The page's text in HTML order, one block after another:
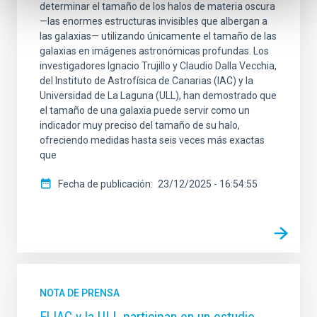
determinar el tamaño de los halos de materia oscura
—las enormes estructuras invisibles que albergan a
las galaxias— utilizando únicamente el tamaño de las
galaxias en imágenes astronómicas profundas. Los
investigadores Ignacio Trujillo y Claudio Dalla Vecchia,
del Instituto de Astrofísica de Canarias (IAC) y la
Universidad de La Laguna (ULL), han demostrado que
el tamaño de una galaxia puede servir como un
indicador muy preciso del tamaño de su halo,
ofreciendo medidas hasta seis veces más exactas
que
Fecha de publicación 23/12/2025 - 16:54:55
NOTA DE PRENSA